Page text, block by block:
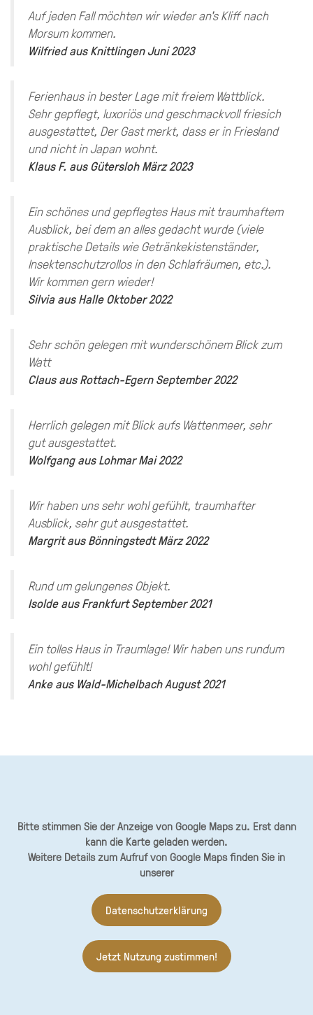
Auf jeden Fall möchten wir wieder an's Kliff nach
Morsum kommen.
WilfriedausKnittlingenJuni 2023
Ferienhaus in bester Lage mit freiem Wattblick.
Sehr gepflegt, luxoriös und geschmackvoll friesich
ausgestattet, Der Gast merkt, dass er in Friesland
und nicht in Japan wohnt.
Klaus F. ausGüterslohMärz 2023
Ein schönes und gepflegtes Haus mit traumhaftem
Ausblick, bei dem an alles gedacht wurde (viele
praktische Details wie Getränkekistenständer,
Insektenschutzrollos in den Schlafräumen, etc.).
Wir kommen gern wieder!
SilviaausHalleOktober 2022
Sehr schön gelegen mit wunderschönem Blick zum
Watt
ClausausRottach-EgernSeptember 2022
Herrlich gelegen mit Blick aufs Wattenmeer, sehr
gut ausgestattet.
WolfgangausLohmarMai 2022
Wir haben uns sehr wohl gefühlt, traumhafter
Ausblick, sehr gut ausgestattet.
MargritausBönningstedtMärz 2022
Rund um gelungenes Objekt.
IsoldeausFrankfurtSeptember 2021
Ein tolles Haus in Traumlage! Wir haben uns rundum
wohl gefühlt!
AnkeausWald-MichelbachAugust 2021
Bitte stimmen Sie der Anzeige von Google Maps zu. Erst dann
kann die Karte geladen werden.
Weitere Details zum Aufruf von Google Maps finden Sie in
unserer
Datenschutzerklärung
Jetzt Nutzung zustimmen!